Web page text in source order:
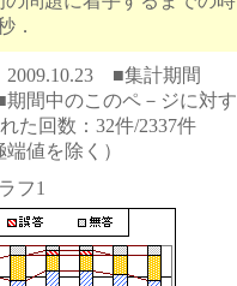
．
2009.10.23 ■集計期間
期間中のこのペ－ジに対す
た回数：32件/2337件
値を除く）
フ1